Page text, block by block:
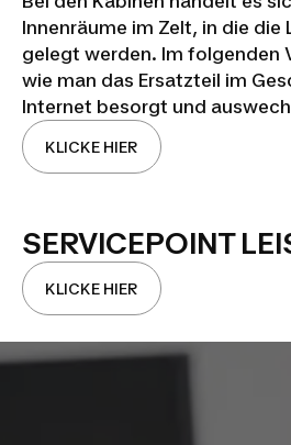
Innenräume im Zelt, in die
gelegt werden. Im folgenden
wie man das Ersatzteil im
Internet besorgt und
KLICKE HIER
SERVICEPOINT
KLICKE HIER